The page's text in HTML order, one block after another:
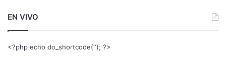
EN VIVO
<?php echo do_shortcode(‘‘); ?>